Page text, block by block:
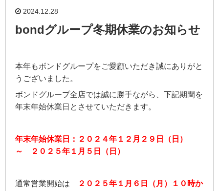
2024.12.28
bondグループ冬期休業のお知らせ
本年もボンドグループをご愛顧いただき誠にありがと
うございました。
ボンドグループ全店では誠に勝手ながら、下記期間を
年末年始休業日とさせていただきます。
年末年始休業日： ２０２４年１２月２９日（日）
～ ２０２５年１月５日（日）
通常営業開始は
２０２５年１月６日（月）１０時か